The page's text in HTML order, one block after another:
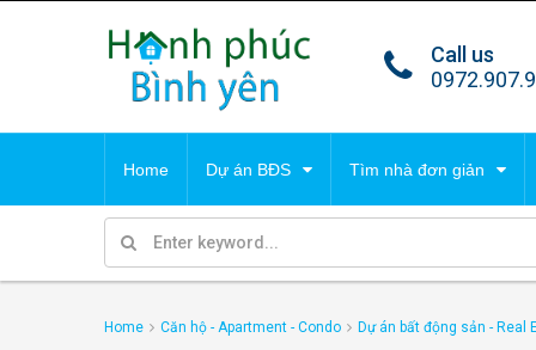
Call us
Home Dự án BĐS Tìm nhà đơn giản
TIN TỔNG HỢP
Tất cả tin
DỰ
Villa
Home Căn hộ - Apartment - Condo Dự án bất động sản - Real
TIN TỔNG HỢP
Tất cả tin Villa